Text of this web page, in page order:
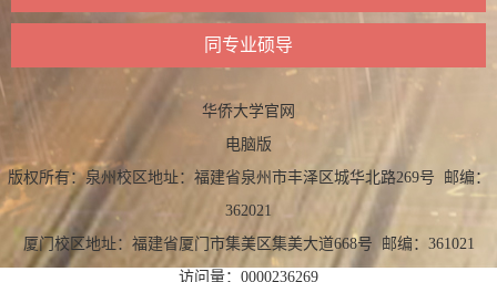
同专业硕导
华侨大学官网
电脑版
版权所有：泉州校区地址：福建省泉州市丰泽区城华北路269号 邮编：
362021
厦门校区地址：福建省厦门市集美区集美大道668号 邮编：361021
访问量： 0000236269